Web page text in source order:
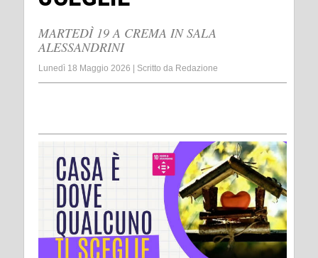
MARTEDÌ 19 A CREMA IN SALA
ALESSANDRINI
Lunedì 18 Maggio 2026 Scritto da Redazione